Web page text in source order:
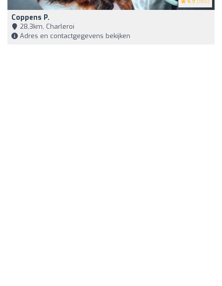
4.9 (165)
Coppens P.
28,3km, Charleroi
Adres en contactgegevens bekijken